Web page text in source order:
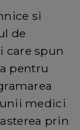
si
de
care spun
pentru
medici
prin